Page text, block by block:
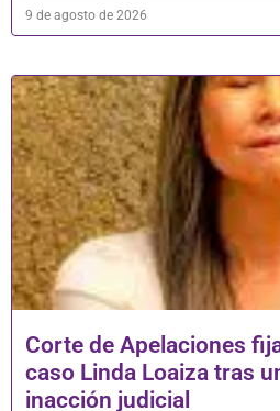
9 de agosto de 2026
Corte de Apelaciones
caso Linda Loaiza tras
inacción judicial